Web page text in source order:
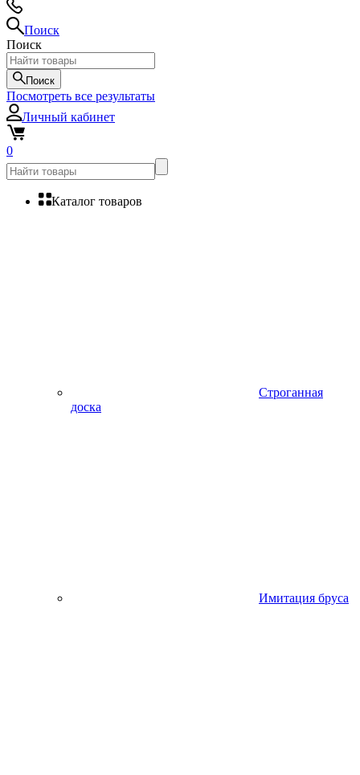
Поиск
Поиск
Поиск
Посмотреть все результаты
Личный кабинет
0
Каталог товаров
Строганная
доска
Имитация бруса